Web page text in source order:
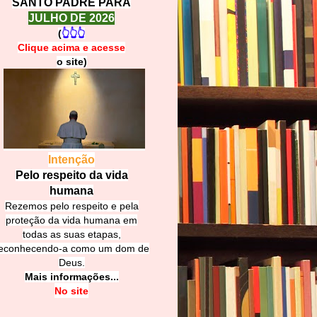
SANTO PADRE PARA
JULHO DE 2026
(👆👆👆
Clique acima e acesse
o site)
Intenção
Pelo respeito da vida
humana
Rezemos pelo respeito e pela
proteção da vida humana em
todas as suas etapas,
a como um dom de
Deus.
Mais informações...
No site